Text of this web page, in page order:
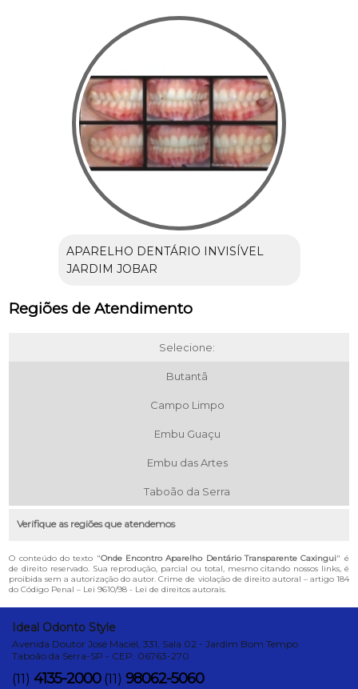
APARELHO DENTÁRIO INVISÍVEL
JARDIM JOBAR
Regiões de Atendimento
Selecione:
Butantã
Campo Limpo
Embu Guaçu
Embu das Artes
Taboão da Serra
Verifique as regiões que atendemos
O conteúdo do texto "Onde Encontro Aparelho Dentário Transparente Caxingui" é
de direito reservado. Sua reprodução, parcial ou total, mesmo citando nossos links, é
proibida sem a autorização do autor. Crime de violação de direito autoral – artigo 184
do Código Penal – Lei 9610/98 - Lei de direitos autorais.
Ideal Odonto Style
Avenida Doutor José Maciel, 331, Sala 02 - Jardim Bom Tempo
Taboão da Serra-SP - CEP: 06763-270
(11) 4135-2000 (11) 98062-5060